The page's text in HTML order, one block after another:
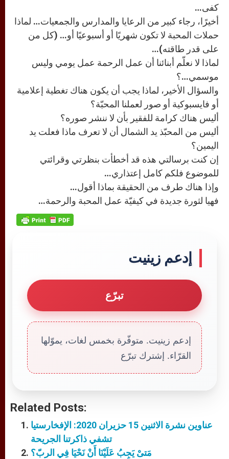
كفى…
أخيرًا، رجاء كبير من الرعايا والمدارس والجمعيات… لماذا
حملات المحبة لا تكون شهريًا أو أسبوعيًا أو… (كل من
على قدر طاقته)…
لماذا لا نعلّم أبنائنا أن عمل الرحمة عمل يومي وليس
موسمي…؟
والسؤال الأخير، لماذا يجب أن يكون هناك تغطية إعلامية
أو فايسبوكية أو صور لعملنا المحبّة؟
أليس هناك كرامة للفقير بأن لا ننشر صوره؟
أليس من المحبّذ يد الشمال أن لا تعرف ماذا فعلت يد
اليمين؟
إن كنت برسالتي هذه قد أخطأت بنظرتي وقرائتي
للموضوع فلكم كامل إعتذاري…
وإذا هناك طرف من الحقيقة بماذا أقول…
فهيا لثورة جديدة في كيفيّة عمل المحبة والرحمة…
إدعم زينيت
تبرّع
إدعم زينيت. متوفّرة بخمس لغات، يموّلها
القرّاء. إشترك تبرّع
Related Posts:
عناوين نشرة الاثنين 15 حزيران 2020: الإفخارستيا
تشفي ذاكرتنا الجريحة
مَتىْ يَجِبُ عَلَيْنَا أَنْ نَحْيَا فِي الربّ؟